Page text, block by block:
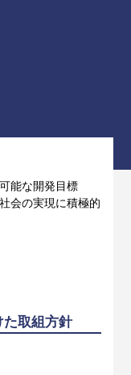
能な開発目標
会の実現に積極的
た取組方針